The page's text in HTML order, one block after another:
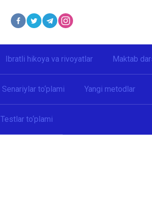
Ibratli hikoya va rivoyatlar Maktab
Senariylar to‘plami Yangi metodlar
Testlar to‘plami